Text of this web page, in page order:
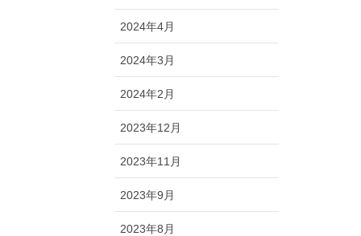
2024年4月
2024年3月
2024年2月
2023年12月
2023年11月
2023年9月
2023年8月